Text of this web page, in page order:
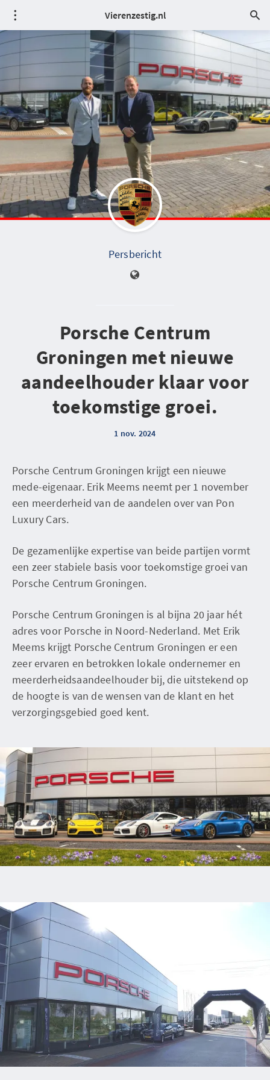
Vierenzestig.nl
Persbericht
Porsche Centrum
Groningen met nieuwe
aandeelhouder klaar voor
toekomstige groei.
1 nov. 2024
Porsche Centrum Groningen krijgt een nieuwe
mede-eigenaar. Erik Meems neemt per 1 november
een meerderheid van de aandelen over van Pon
Luxury Cars.
De gezamenlijke expertise van beide partijen vormt
een zeer stabiele basis voor toekomstige groei van
Porsche Centrum Groningen.
Porsche Centrum Groningen is al bijna 20 jaar hét
adres voor Porsche in Noord-Nederland. Met Erik
Meems krijgt Porsche Centrum Groningen er een
zeer ervaren en betrokken lokale ondernemer en
meerderheidsaandeelhouder bij, die uitstekend op
de hoogte is van de wensen van de klant en het
verzorgingsgebied goed kent.